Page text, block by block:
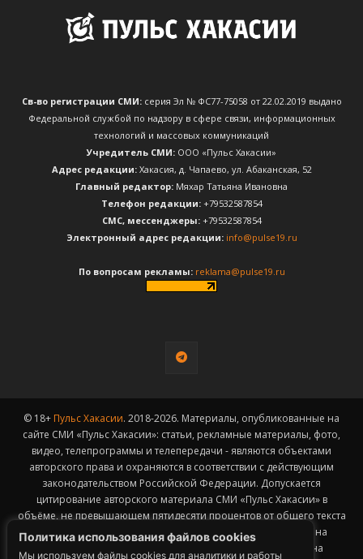
Политика использования файлов cookies
Мы используем файлы cookies для аналитики и работы
Св-во регистрации СМИ:серия Эл № ФС77-75058 от 22.02.2019 выдано
Федеральной службой по надзору в сфере связи, информационных
технологий и массовых коммуникаций
Учредитель СМИ: ООО «Пульс Хакасии»
Адрес редакции:Хакасия, д. Чапаево, ул. Абаканская, 52
Главный редактор: Мяхар Татьяна Ивановна
Телефон редакции:+79532587854
CМС, мессенджеры:+79532587854
Электронный адрес редакции: info@pulse19.ru
По вопросам рекламы: reklama@pulse19.ru
© 18+ Пульс Хакасии. 2018-2026. Материалы, опубликованные на
сайте СМИ «Пульс Хакасии»: статьи, рекламные материалы, фото,
видео, телепрограммы и телепередачи - являются объектами
авторского права и охраняются в соответствии с действующим
законодательством Российской Федерации. Допускается
цитирование авторского материала СМИ «Пульс Хакасии» в
объёме, не превышающем пятидесяти процентов от общего текста
публикации с обязательным размещением гиперссылки на
страницу заимствования материала. Гиперссылка должна